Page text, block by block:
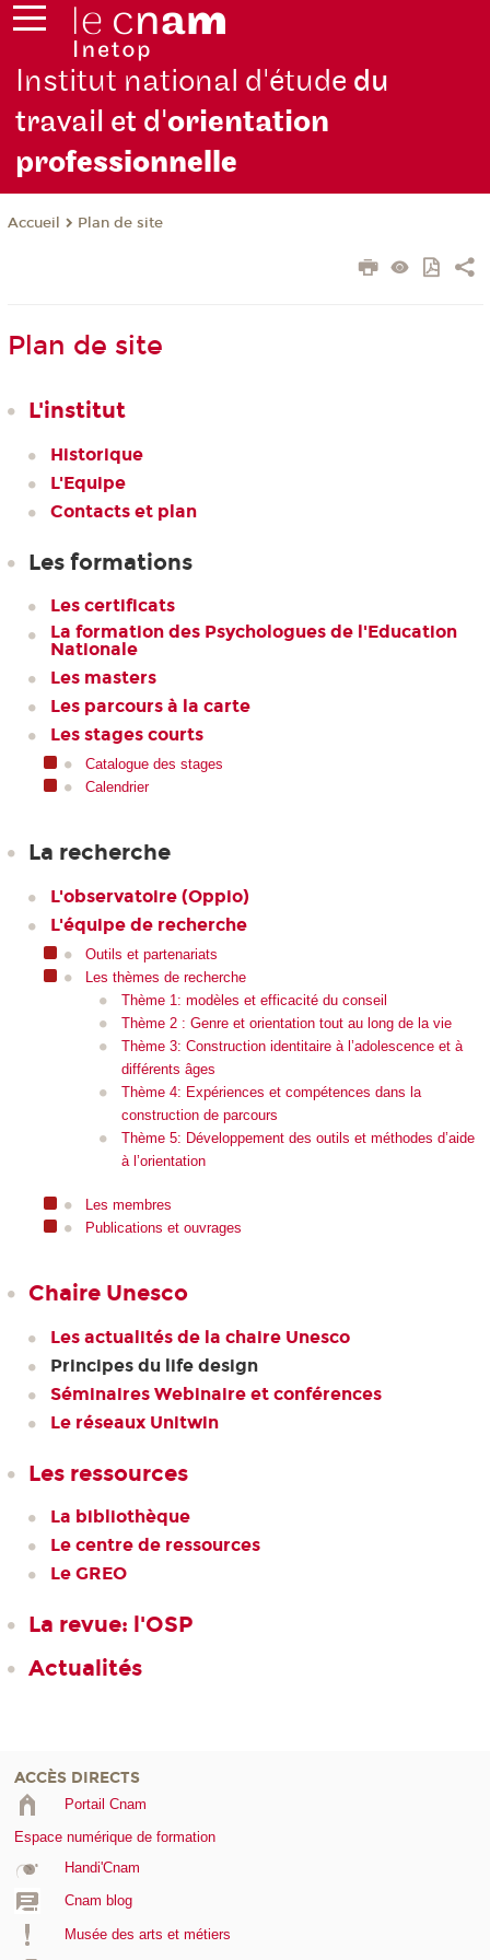
Institut national d'étude du
travail et d'orientation
professionnelle
Accueil Plan de site
Plan de site
L'institut
Historique
L'Equipe
Contacts et plan
Les formations
Les certificats
La formation des Psychologues de l'Education
Nationale
Les masters
Les parcours à la carte
Les stages courts
Catalogue des stages
Calendrier
La recherche
L'observatoire (Oppio)
L'équipe de recherche
Outils et partenariats
Les thèmes de recherche
Thème 1: modèles et efficacité du conseil
Thème 2 : Genre et orientation tout au long de la vie
Thème 3: Construction identitaire à l’adolescence et à
différents âges
Thème 4: Expériences et compétences dans la
construction de parcours
Thème 5: Développement des outils et méthodes d’aide
à l’orientation
Les membres
Publications et ouvrages
Chaire Unesco
Les actualités de la chaire Unesco
Principes du life design
Séminaires Webinaire et conférences
Le réseaux Unitwin
Les ressources
La bibliothèque
Le centre de ressources
Le GREO
La revue: l'OSP
Actualités
ACCÈS DIRECTS
Portail Cnam
Espace numérique de formation
Handi'Cnam
Cnam blog
Musée des arts et métiers